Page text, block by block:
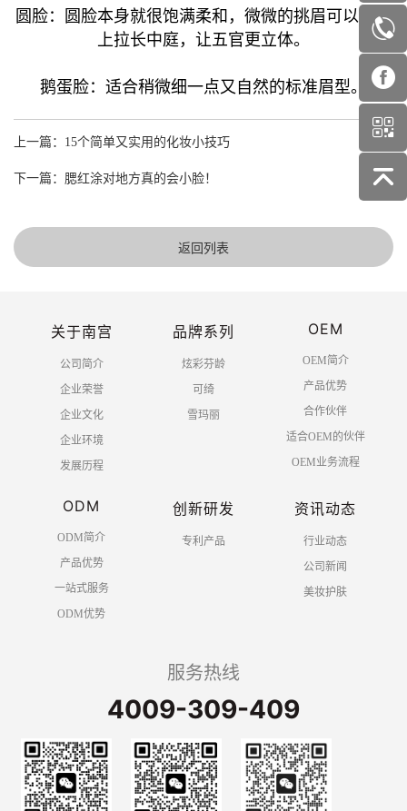
圆脸：圆脸本身就很饱满柔和，微微的挑眉可以视觉
上拉长中庭，让五官更立体。
鹅蛋脸：适合稍微细一点又自然的标准眉型。
上一篇：15个简单又实用的化妆小技巧
下一篇：腮红涂对地方真的会小脸！
返回列表
关于南宫
公司简介
企业荣誉
企业文化
企业环境
发展历程
品牌系列
炫彩芬龄
可绮
雪玛丽
OEM
OEM简介
产品优势
合作伙伴
适合OEM的伙伴
OEM业务流程
ODM
ODM简介
产品优势
一站式服务
ODM优势
创新研发
专利产品
资讯动态
行业动态
公司新闻
美妆护肤
服务热线
4009-309-409